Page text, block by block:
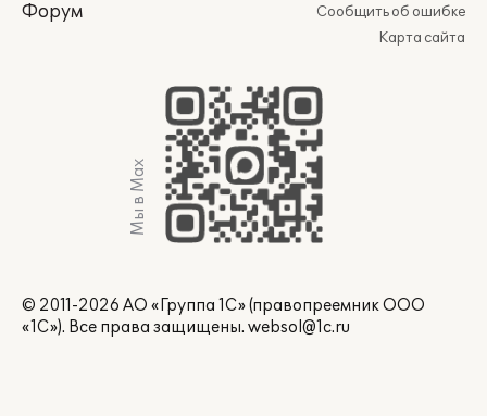
Форум
Сообщить об ошибке
Карта сайта
Мы в Max
© 2011-2026 АО «Группа 1С» (правопреемник ООО
«1С»). Все права защищены. websol@1c.ru